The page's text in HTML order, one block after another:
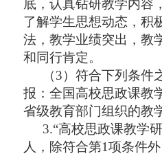
底，认真钻研教学内容
了解学生思想动态，积
法，教学业绩突出，教
和同行肯定。
（3）符合下列条件
报：全国高校思政课教
省级教育部门组织的教
3.“高校思政课教学
人，除符合第1项条件